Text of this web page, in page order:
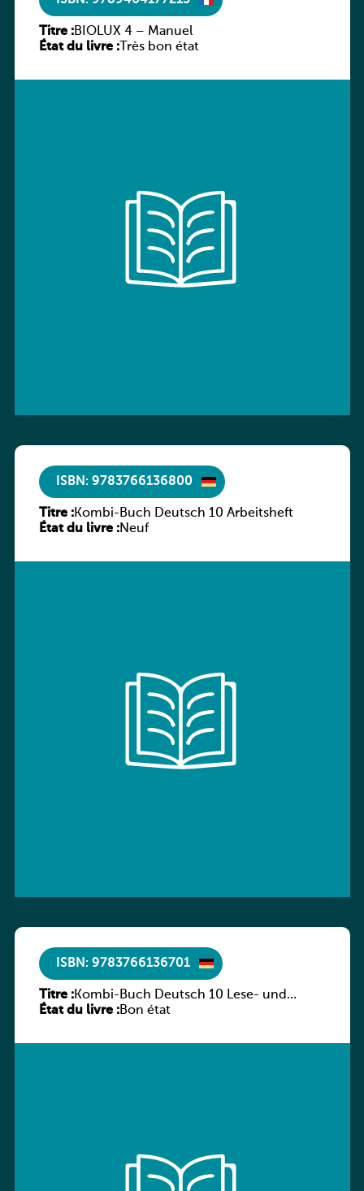
Titre :BIOLUX 4 – Manuel
État du livre :Très bon état
ISBN: 9783766136800
Titre :Kombi-Buch Deutsch 10 Arbeitsheft
État du livre :Neuf
ISBN: 9783766136701
Titre :Kombi-Buch Deutsch 10 Lese- und
Sprachbuch
État du livre :Bon état